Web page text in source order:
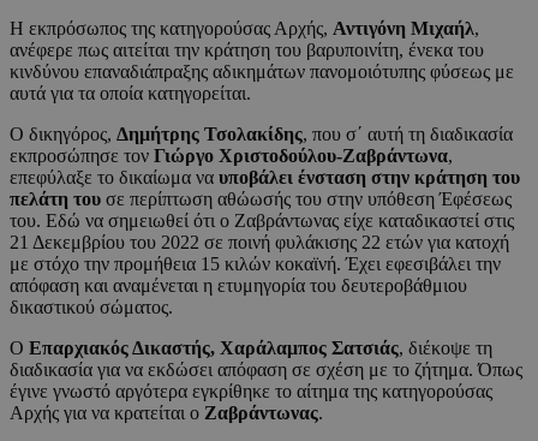
Η εκπρόσωπος της κατηγορούσας Αρχής, Αντιγόνη Μιχαήλ,
ανέφερε πως αιτείται την κράτηση του βαρυποινίτη, ένεκα του
κινδύνου επαναδιάπραξης αδικημάτων πανομοιότυπης φύσεως με
αυτά για τα οποία κατηγορείται.
Ο δικηγόρος, Δημήτρης Τσολακίδης, που σ΄ αυτή τη διαδικασία
εκπροσώπησε τον Γιώργο Χριστοδούλου-Ζαβράντωνα,
επεφύλαξε το δικαίωμα να υποβάλει ένσταση στην κράτηση του
πελάτη του σε περίπτωση αθώωσής του στην υπόθεση Έφέσεως
του. Εδώ να σημειωθεί ότι ο Ζαβράντωνας είχε καταδικαστεί στις
21 Δεκεμβρίου του 2022 σε ποινή φυλάκισης 22 ετών για κατοχή
με στόχο την προμήθεια 15 κιλών κοκαϊνή. Έχει εφεσιβάλει την
απόφαση και αναμένεται η ετυμηγορία του δευτεροβάθμιου
δικαστικού σώματος.
Ο Επαρχιακός Δικαστής, Χαράλαμπος Σατσιάς, διέκοψε τη
διαδικασία για να εκδώσει απόφαση σε σχέση με το ζήτημα. Όπως
έγινε γνωστό αργότερα εγκρίθηκε το αίτημα της κατηγορούσας
Αρχής για να κρατείται ο Ζαβράντωνας.